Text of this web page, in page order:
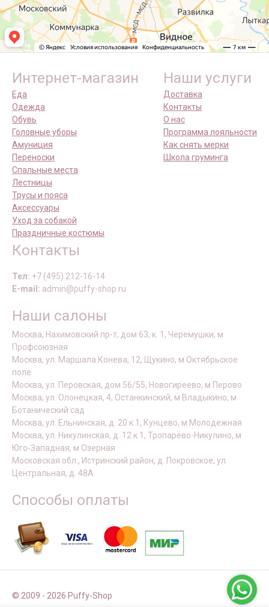
Интернет-магазин
Еда
Одежда
Обувь
Головные уборы
Амуниция
Переноски
Спальные места
Лестницы
Трусы и пояса
Аксессуары
Уход за собакой
Праздничные костюмы
Наши услуги
Доставка
Контакты
О нас
Программа лояльности
Как снять мерки
Школа груминга
Контакты
Тел: +7 (495) 212-16-14
E-mail: admin@puffy-shop.ru
Наши салоны
Москва, Нахимовский пр-т, дом 63, к. 1, Черемушки, м
Профсоюзная
Москва, ул. Маршала Конева, 12, Щукино, м Октябрьское
поле
Москва, ул. Перовская, дом 56/55, Новогиреево, м Перово
Москва, ул. Олонецкая, 4, Останкинский, м Владыкино, м
Ботанический сад
Москва, ул. Ельнинская, д. 20 к 1, Кунцево, м Молодежная
Москва, ул. Никулинская, д. 12 к 1, Тропарёво-Никулино, м
Юго-Западная, м Озерная
Московская обл., Истринский район, д. Покровское, ул.
Центральная, д. 48А
Способы оплаты
© 2009 - 2026 Puffy-Shop